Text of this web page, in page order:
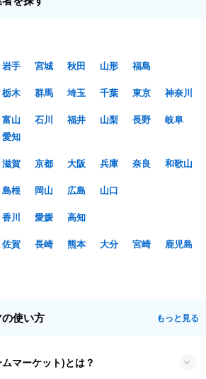
岩手 宮城 秋田 山形
福島
栃木 群馬 埼玉 千葉 東京
神奈川
富山 石川 福井 山梨 長野
岐阜
愛知
滋賀 京都 大阪 兵庫 奈良
和歌山
島根 岡山 広島
山口
香川 愛媛
高知
佐賀 長崎 熊本 大分 宮崎
鹿児島
使い方 もっと見る
マーケット)とは？